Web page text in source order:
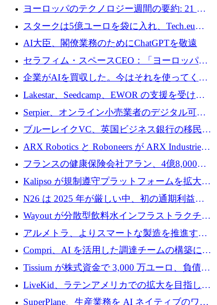
10社
ヨーロッパのテクノロジー週間の要約: 21 億
ユーロの取引と Tech.eu Funding Explorer
スタークは5億ユーロを袋に入れ、Tech.eu
Funding Explorerの立ち上げ、そしてルクセン
ブルクの大きな野望
AI大臣、閣僚業務のためにChatGPTを敬遠
セラフィム・スペースCEO：「ヨーロッパは
追いつきつつある」
企業がAIを買収した。今はそれを使ってくれ
る人々が必要です
Lakestar、Seedcamp、EWOR の支援を受け、
SE3 が自律システム用の空間 AI プラットフォ
ームを発表
Serpier、オンライン小売業者のデジタル可視
性向上を支援するために 140 万ユーロを調達
ブルーレイクVC、英国ビジネス銀行の移民主
導スタートアップ支援で初のファンド獲得に
ARX Robotics と Roboneers が ARX Industries
を設立し、無人地上車両の生産を拡大
フランスの健康保険会社アラン、4億8,000万
ユーロの資金調達ラウンドで合意
Kalipso が規制遵守プラットフォームを拡大す
るために 320 万ドルを調達
N26 は 2025 年が厳しい中、初の通期利益を
達成
Wayout が分散型飲料水インフラストラクチャ
プラットフォームを拡張するために 242 万ユ
ーロを調達
アルメトラ、よりスマートな製造を推進する
ためにシリーズ A で 1,630 万ユーロを確保
Compri、AI を活用した調達チームの構築に
320 万ユーロを確保
Tissium が株式資金で 3,000 万ユーロ、負債で
3,000 万ユーロを調達
LiveKid、ラテンアメリカでの拡大を目指して
Aldea を買収
SuperPlane、生産業務を AI ネイティブのワー